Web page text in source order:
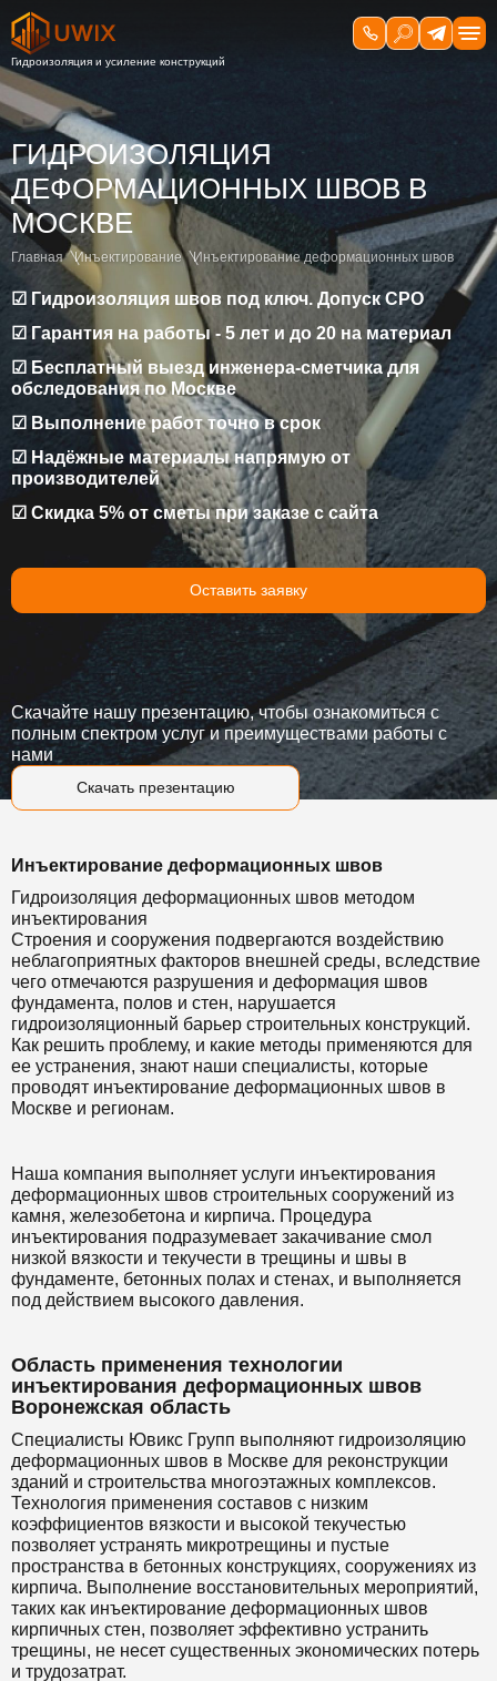
ГИДРОИЗОЛЯЦИЯ
ДЕФОРМАЦИОННЫХ ШВОВ В
МОСКВЕ
Главная Инъектирование Инъектирование деформационных швов
☑ Гидроизоляция швов под ключ. Допуск СРО
☑ Гарантия на работы - 5 лет и до 20 на материал
☑ Бесплатный выезд инженера-сметчика для
обследования по Москве
☑ Выполнение работ точно в срок
☑ Надёжные материалы напрямую от
производителей
☑ Скидка 5% от сметы при заказе с сайта
Оставить заявку
Скачать презентацию
Скачайте нашу презентацию, чтобы ознакомиться с
полным спектром услуг и преимуществами работы с
нами
Инъектирование деформационных швов
Гидроизоляция деформационных швов методом
инъектирования
Строения и сооружения подвергаются воздействию
неблагоприятных факторов внешней среды, вследствие
чего отмечаются разрушения и деформация швов
фундамента, полов и стен, нарушается
гидроизоляционный барьер строительных конструкций.
Как решить проблему, и какие методы применяются для
ее устранения, знают наши специалисты, которые
проводят инъектирование деформационных швов в
Москве и регионам.
Наша компания выполняет услуги инъектирования
деформационных швов строительных сооружений из
камня, железобетона и кирпича. Процедура
инъектирования подразумевает закачивание смол
низкой вязкости и текучести в трещины и швы в
фундаменте, бетонных полах и стенах, и выполняется
под действием высокого давления.
Область применения технологии
инъектирования деформационных швов
Воронежская область
Специалисты Ювикс Групп выполняют гидроизоляцию
деформационных швов в Москве для реконструкции
зданий и строительства многоэтажных комплексов.
Технология применения составов с низким
коэффициентов вязкости и высокой текучестью
позволяет устранять микротрещины и пустые
пространства в бетонных конструкциях, сооружениях из
кирпича. Выполнение восстановительных мероприятий,
таких как инъектирование деформационных швов
кирпичных стен, позволяет эффективно устранить
трещины, не несет существенных экономических потерь
и трудозатрат.